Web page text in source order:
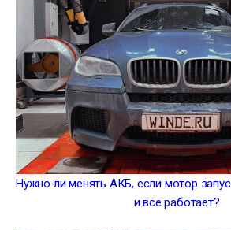
Нужно ли менять АКБ, если мотор
и все работает?